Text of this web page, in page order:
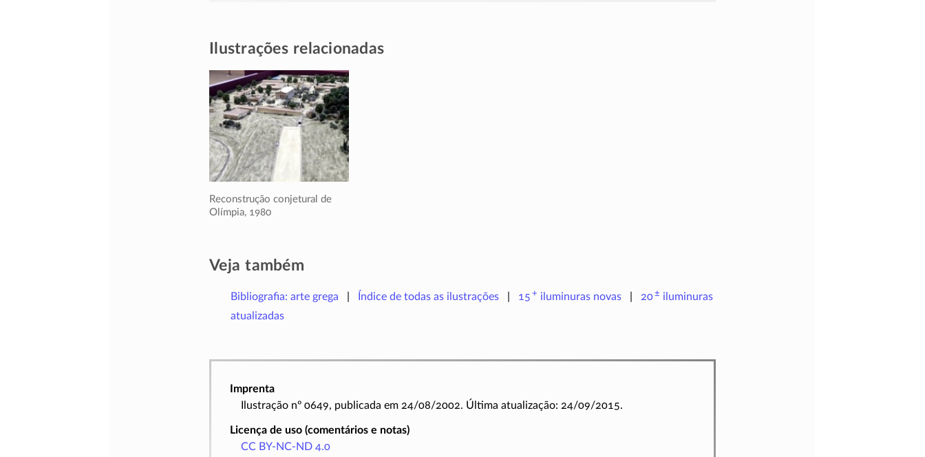
Ilustrações relacionadas
Reconstrução conjetural de
Olímpia, 1980
Veja também
Bibliografia: arte grega Índice de todas as ilustrações 15 + iluminurasnovas 20± iluminuras
atualizadas
Imprenta
Ilustração nº 0649, publicada em 24/08/2002. Última atualização: 24/09/2015.
Licença de uso (comentários e notas)
CC BY-NC-ND 4.0